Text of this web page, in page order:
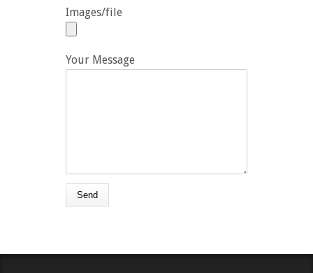
Images/file
Your Message